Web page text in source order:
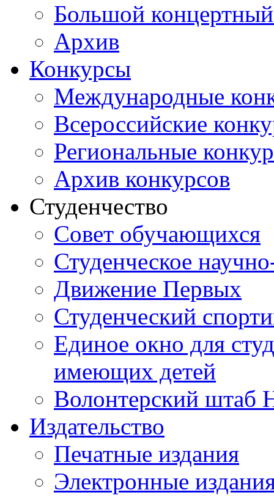
Большой концертный
Архив
Конкурсы
Международные
Всероссийские
Региональные
Архив конкурсов
Студенчество
Совет обучающихся
Студенческое
Движение Первых
Студенческий
Единое окно для
имеющих детей
Волонтерский штаб
Издательство
Печатные издания
Электронные